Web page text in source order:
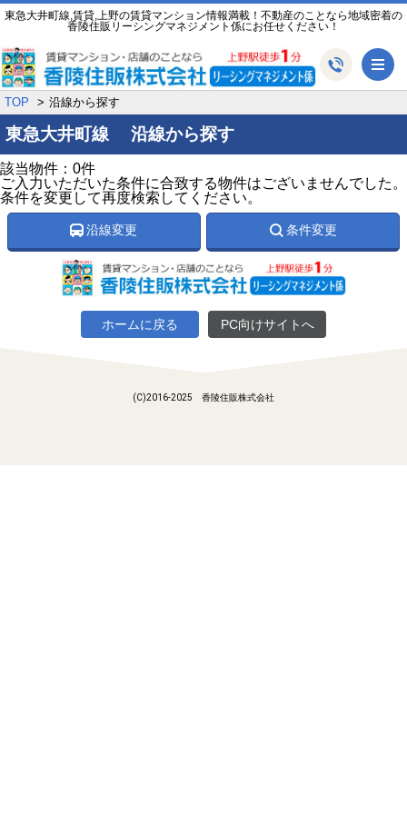
東急大井町線,賃貸,上野の賃貸マンション情報満載！不動産のことなら地域密着の
香陵住販リーシングマネジメント係にお任せください！
TOP 沿線から探す
東急大井町線 沿線から探す
該当物件：0件
ご入力いただいた条件に合致する物件はございませんでした。
条件を変更して再度検索してください。
沿線変更 条件変更
ホームに戻る PC向けサイトへ
(C)2016-2025 香陵住販株式会社